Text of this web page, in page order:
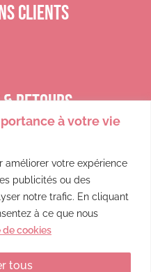
à votre vie
améliorer votre expérience
publicités ou des
notre trafic. En cliquant
à ce que nous
de cookies
tous
CLIENTS
RETOURS